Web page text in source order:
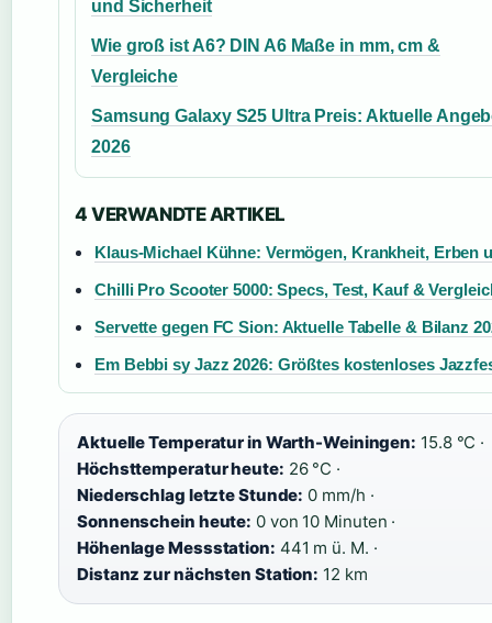
und Sicherheit
Wie groß ist A6? DIN A6 Maße in mm, cm &
Vergleiche
Samsung Galaxy S25 Ultra Preis: Aktuelle
2026
4 VERWANDTE ARTIKEL
Klaus-Michael Kühne: Vermögen, Krankheit, Erben
Chilli Pro Scooter 5000: Specs, Test, Kauf &
Servette gegen FC Sion: Aktuelle Tabelle & Bilanz
Em Bebbi sy Jazz 2026: Größtes kostenloses
Aktuelle Temperatur in Warth-Weiningen: 15.8 °C ·
Höchsttemperatur heute: 26 °C ·
Niederschlag letzte Stunde: 0 mm/h ·
Sonnenschein heute: 0 von 10 Minuten ·
Höhenlage Messstation: 441 m ü. M. ·
Distanz zur nächsten Station: 12 km